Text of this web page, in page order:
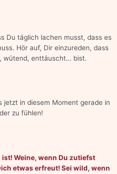
Du täglich lachen musst, dass es
Hör auf, Dir einzureden, dass
wütend, enttäuscht… bist.
jetzt in diesem Moment gerade in
zu fühlen!
Weine, wenn Du zutiefst
etwas erfreut! Sei wild, wenn